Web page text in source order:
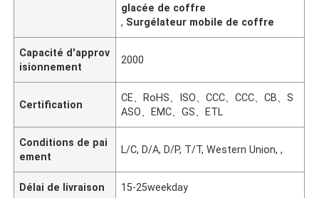
glacée de coffre
, Surgélateur mobile de coffre
Capacité d'approv
isionnement
2000
Certification
CE、RoHS、ISO、CCC、CCC、CB、S
ASO、EMC、GS、ETL
Conditions de pai
ement
L/C, D/A, D/P, T/T, Western Union, ,
Délai de livraison 15-25weekday